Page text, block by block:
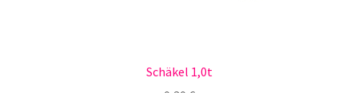
Schäkel 1,0t